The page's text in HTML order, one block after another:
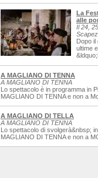
La
alle
Il 24,
Dopo
ultime
A MAGLIANO DI TENNA
A MAGLIANO DI TENNA
Lo spettacolo è in programma in
MAGLIANO DI TENNA e non a
A MAGLIANO DI TELLA
A MAGLIANO DI TENNA
Lo spettacolo di svolgerà&nbsp;
MAGLIANO DI TENNA e non a